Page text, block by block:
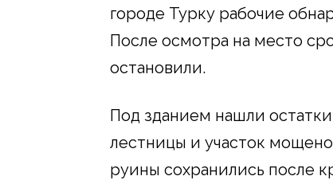
городе Турку рабочие
После осмотра на место
остановили.
Под зданием нашли
лестницы и участок
руины сохранились после